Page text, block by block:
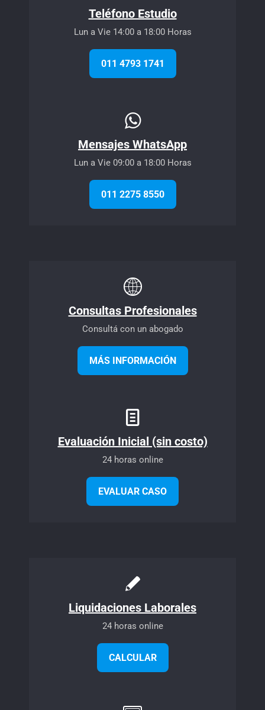
Teléfono Estudio
Lun a Vie 14:00 a 18:00 Horas
011 4793 1741
Mensajes WhatsApp
Lun a Vie 09:00 a 18:00 Horas
011 2275 8550
Consultas Profesionales
Consultá con un abogado
MÁS INFORMACIÓN
Evaluación Inicial (sin costo)
24 horas online
EVALUAR CASO
Liquidaciones Laborales
24 horas online
CALCULAR